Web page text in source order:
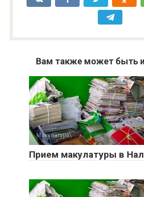
Вам также может быть
Макулатура
Прием макулатуры в